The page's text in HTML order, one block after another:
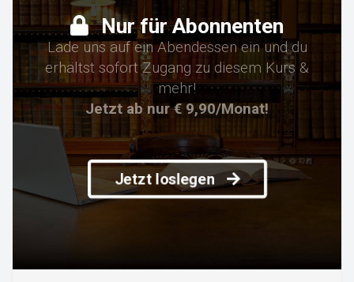
Nur für Abonnenten
Lade uns auf ein Abendessen ein und du
erhältst sofort Zugang zu diesem Kurs &
mehr!
Jetzt ab nur € 9,90/Monat!
Jetzt loslegen